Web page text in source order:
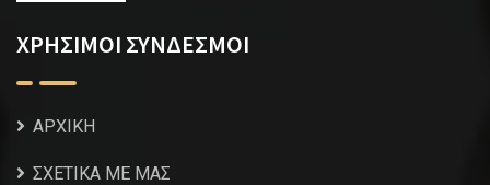
ΧΡΗΣΙΜΟΙ ΣΥΝΔΕΣΜΟΙ
ΑΡΧΙΚΗ
ΣΧΕΤΙΚΑ ΜΕ ΜΑΣ